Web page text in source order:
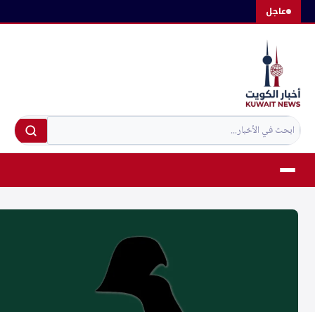
عاجلالتجاوز